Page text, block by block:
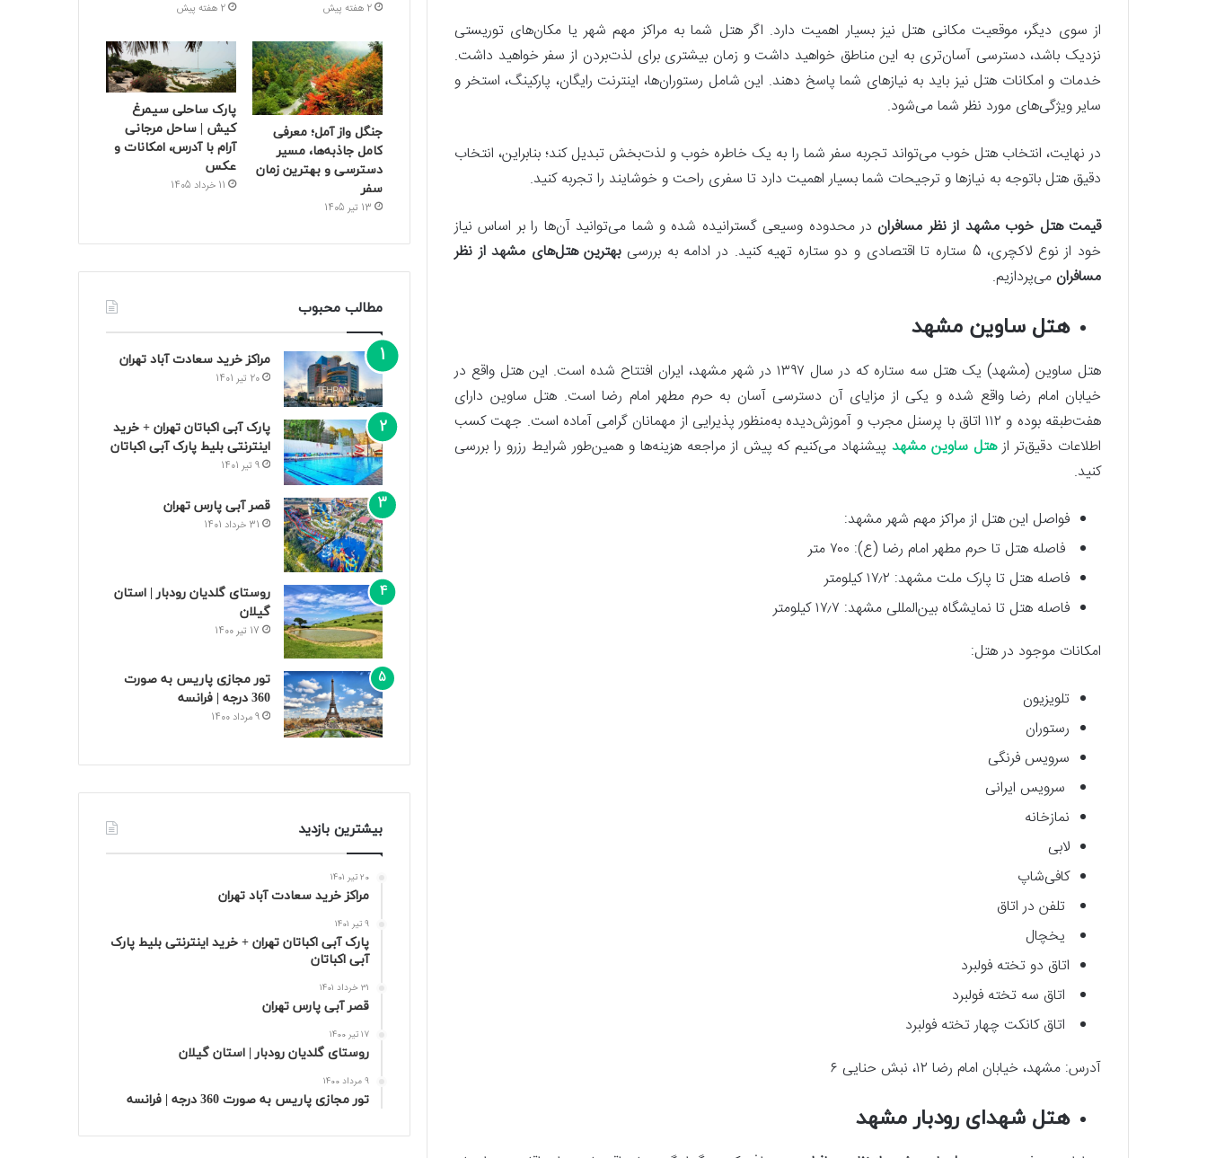
از سوی دیگر، موقعیت مکانی هتل نیز بسیار اهمیت دارد. اگر هتل شما به مراکز مهم شهر یا مکان‌های توریستی
نزدیک باشد، دسترسی آسان‌تری به این مناطق خواهید داشت و زمان بیشتری برای لذت‌بردن از سفر خواهید داشت.
خدمات و امکانات هتل نیز باید به نیازهای شما پاسخ دهند. این شامل رستوران‌ها، اینترنت رایگان، پارکینگ، استخر و
سایر ویژگی‌های مورد نظر شما می‌شود.
در نهایت، انتخاب هتل خوب می‌تواند تجربه سفر شما را به یک خاطره خوب و لذت‌بخش تبدیل کند؛ بنابراین، انتخاب
دقیق هتل باتوجه‌ به نیازها و ترجیحات شما بسیار اهمیت دارد تا سفری راحت و خوشایند را تجربه کنید.
قیمت هتل خوب مشهد از نظر مسافران در محدوده وسیعی گسترانیده شده و شما می‌توانید آن‌ها را بر اساس نیاز
خود از نوع لاکچری، 5 ستاره تا اقتصادی و دو ستاره تهیه کنید. در ادامه به بررسی
بهترین هتل‌های مشهد از نظر
مسافران می‌پردازیم.
هتل ساوین مشهد
هتل ساوین (مشهد) یک هتل سه ستاره که در سال ۱۳۹۷ در شهر مشهد، ایران افتتاح شده است. این هتل واقع در
خیابان امام رضا واقع شده و یکی از مزایای آن دسترسی آسان به حرم مطهر امام رضا است. هتل ساوین دارای
هفت‌طبقه بوده و ۱۱۲ اتاق با پرسنل مجرب و آموزش‌دیده به‌منظور پذیرایی از مهمانان گرامی آماده است. جهت کسب
اطلاعات دقیق‌تر ازهتل ساوین مشهد پیشنهاد می‌کنیم که پیش از مراجعه هزینه‌ها و همین‌طور شرایط رزرو را بررسی
کنید.
فواصل این هتل از مراکز مهم شهر مشهد:
فاصله هتل تا حرم مطهر امام رضا (ع): ۷۰۰ متر
فاصله هتل تا پارک ملت مشهد: ۱۷٫۲ کیلومتر
فاصله هتل تا نمایشگاه بین‌المللی مشهد: ۱۷٫۷ کیلومتر
امکانات موجود در هتل:
تلویزیون
رستوران
سرویس فرنگی
سرویس ایرانی
نمازخانه
لابی
کافی‌شاپ
تلفن در اتاق
یخچال
اتاق دو تخته فولبرد
اتاق سه تخته فولبرد
اتاق کانکت چهار تخته فولبرد
آدرس: مشهد، خیابان امام رضا ۱۲، نبش حنایی ۶
هتل شهدای رودبار مشهد
2 هفته پیش 2 هفته پیش
جنگل واز آمل؛ معرفی
کامل جاذبه‌ها، مسیر
دسترسی و بهترین زمان
سفر
13 تیر 1405
پارک ساحلی سیمرغ
کیش | ساحل مرجانی
آرام با آدرس، امکانات و
عکس
11 خرداد 1405
مطالب محبوب
مراکز خرید سعادت‌ آباد تهران
20 تیر 1401
پارک آبی اکباتان تهران + خرید
اینترنتی بلیط پارک آبی اکباتان
9 تیر 1401
قصر آبی پارس تهران
31 خرداد 1401
روستای گلدیان رودبار | استان
گیلان
17 تیر 1400
تور مجازی پاریس به صورت
360 درجه | فرانسه
9 مرداد 1400
بیشترین بازدید
20 تیر 1401
مراکز خرید سعادت‌ آباد تهران
9 تیر 1401
پارک آبی اکباتان تهران + خرید اینترنتی بلیط پارک
آبی اکباتان
31 خرداد 1401
قصر آبی پارس تهران
17 تیر 1400
روستای گلدیان رودبار | استان گیلان
9 مرداد 1400
تور مجازی پاریس به صورت 360 درجه | فرانسه